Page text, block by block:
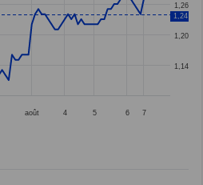
août 4 5 6 7
1,14
1,20
1,26
1,24